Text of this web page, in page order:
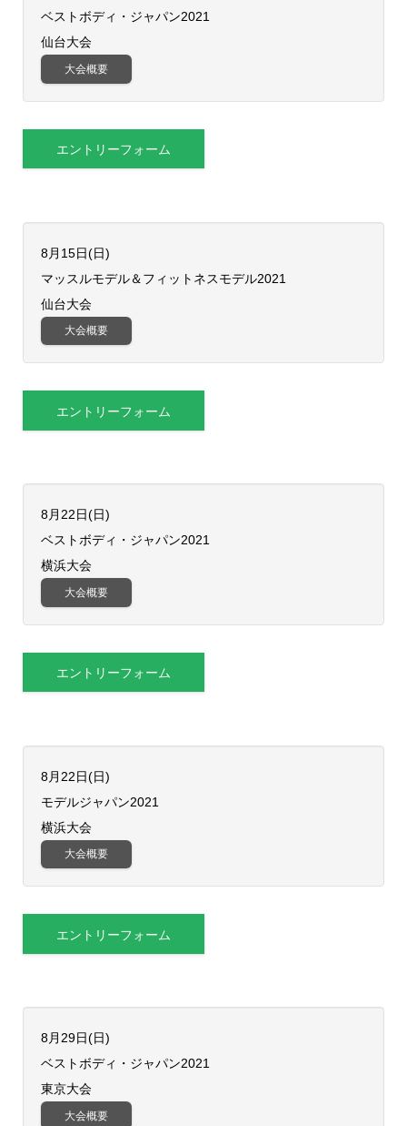
ベストボディ・ジャパン2021
仙台大会
大会概要
エントリーフォーム
8月15日(日)
​マッスルモデル＆フィットネスモデル2021
仙台大会
大会概要
エントリーフォーム
8月22日(日)
ベストボディ・ジャパン2021
横浜大会
大会概要
エントリーフォーム
8月22日(日)
モデルジャパン2021
横浜大会
大会概要
エントリーフォーム
8月29日(日)
ベストボディ・ジャパン2021
東京大会
大会概要